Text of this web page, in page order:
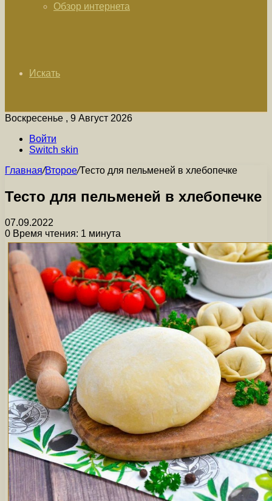
Обзор интернета
Искать
Воскресенье , 9 Август 2026
Войти
Switch skin
Главная/Второе/Тесто для пельменей в хлебопечке
Тесто для пельменей в хлебопечке
07.09.2022
0 Время чтения: 1 минута